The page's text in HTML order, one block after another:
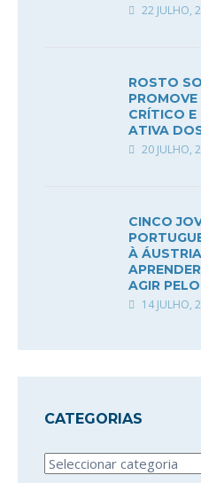
22 JULHO,
ROSTO
CRÍTICO
ATIVA
20 JULHO,
CINCO
À
AGIR
14 JULHO,
CATEGORIAS
Categorias